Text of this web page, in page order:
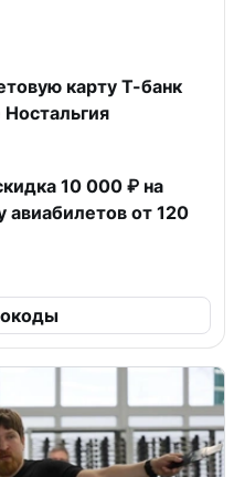
карту Т-банк
Ностальгия
10 000 ₽ на
авиабилетов от 120